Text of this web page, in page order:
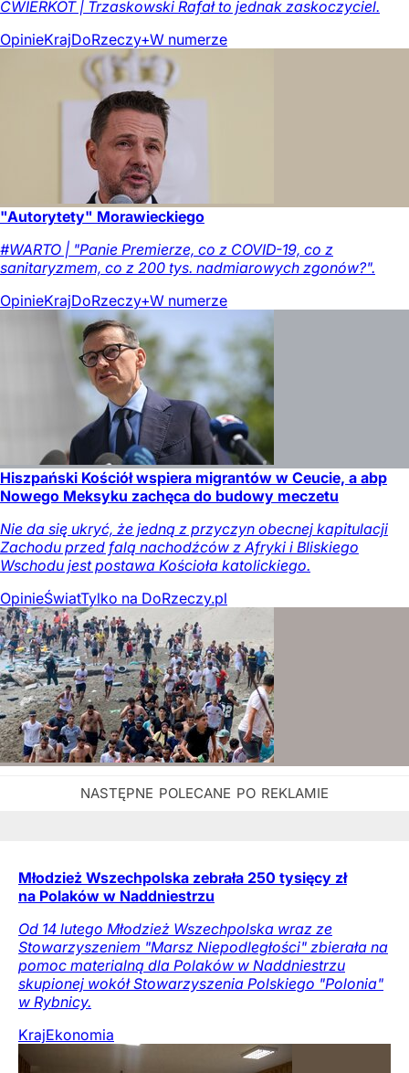
ĆWIERKOT | Trzaskowski Rafał to jednak zaskoczyciel.
OpinieKrajDoRzeczy+W numerze
"Autorytety" Morawieckiego
#WARTO | "Panie Premierze, co z COVID-19, co z
sanitaryzmem, co z 200 tys. nadmiarowych zgonów?".
OpinieKrajDoRzeczy+W numerze
Hiszpański Kościół wspiera migrantów w Ceucie, a abp
Nowego Meksyku zachęca do budowy meczetu
Nie da się ukryć, że jedną z przyczyn obecnej kapitulacji
Zachodu przed falą nachodźców z Afryki i Bliskiego
Wschodu jest postawa Kościoła katolickiego.
OpinieŚwiatTylko na DoRzeczy.pl
Młodzież Wszechpolska zebrała 250 tysięcy zł
na Polaków w Naddniestrzu
Od 14 lutego Młodzież Wszechpolska wraz ze
Stowarzyszeniem "Marsz Niepodległości" zbierała na
pomoc materialną dla Polaków w Naddniestrzu
skupionej wokół Stowarzyszenia Polskiego "Polonia"
w Rybnicy.
KrajEkonomia